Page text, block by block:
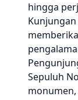
hingga
Sepuluh